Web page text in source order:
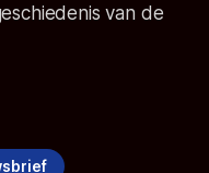
van de